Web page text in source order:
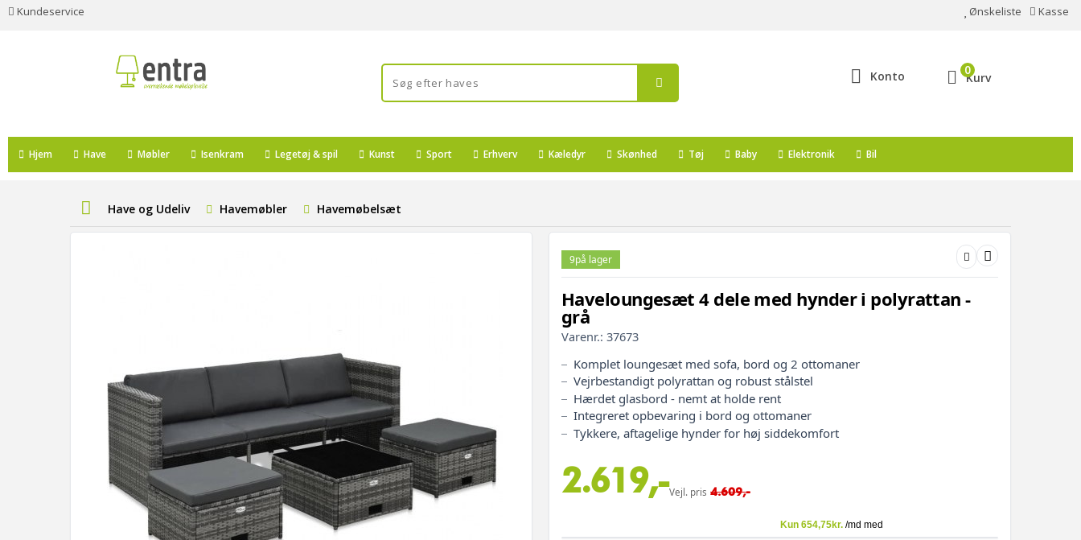
Kundeservice Ønskeliste Kasse
Konto Kurv
0
Hjem Have Møbler Isenkram Legetøj & spil Kunst Sport Erhverv Kæledyr Skønhed Tøj Baby Elektronik Bil
Have og Udeliv Havemøbler Havemøbelsæt
9på lager
Haveloungesæt 4 dele med hynder i polyrattan -
grå
Varenr.: 37673
Komplet loungesæt med sofa, bord og 2 ottomaner
Vejrbestandigt polyrattan og robust stålstel
Hærdet glasbord - nemt at holde rent
Integreret opbevaring i bord og ottomaner
Tykkere, aftagelige hynder for høj siddekomfort
2.619,-Vejl. pris 4.609,-